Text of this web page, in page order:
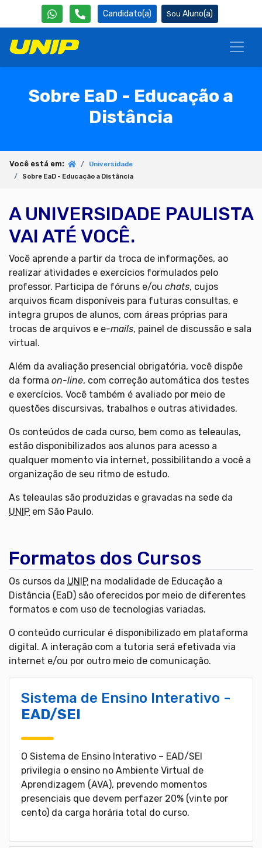
Candidato(a) Aluno(a)
Sobre EaD - Educação a
Distância
Você está em:
Universidade
Sobre EaD - Educação a Distância
A UNIVERSIDADE PAULISTA
VAI ATÉ VOCÊ.
Você aprende a partir da troca de informações, ao
realizar atividades e exercícios formulados pelo
professor. Participa de fóruns e/ou chats, cujos
arquivos ficam disponíveis para futuras consultas, e
integra grupos de alunos, com áreas próprias para
trocas de arquivos e e-mails, painel de discussão e sala
virtual.
Além da avaliação presencial obrigatória, você dispõe
da forma on-line, com correção automática dos testes
e exercícios. Você também é avaliado por meio de
questões discursivas, trabalhos e outras atividades.
Os conteúdos de cada curso, bem como as teleaulas,
estão disponibilizados aos alunos para acesso a
qualquer momento via internet, possibilitando a você a
organização de seu ritmo de estudo.
As teleaulas são produzidas e gravadas na sede da
UNIP em São Paulo.
Formatos dos Cursos
Os cursos da UNIP na modalidade de Educação a
Distância (EaD) são oferecidos por meio de diferentes
formatos e com uso de tecnologias variadas.
O conteúdo curricular é disponibilizado em plataforma
digital. A interação com a tutoria será efetivada via
internet e/ou por outro meio de comunicação.
Sistema de Ensino Interativo -
EAD/SEI
O Sistema de Ensino Interativo – EAD/SEI
privilegia o ensino no Ambiente Virtual de
Aprendizagem (AVA), prevendo momentos
presenciais que devem perfazer 20% (vinte por
cento) da carga horária total do curso.